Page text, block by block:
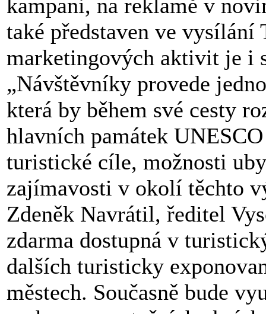
kampani, na reklamě v
také představen ve vysílání
marketingových aktivit je i
„Návštěvníky provede
která by během své cesty
hlavních památek
turistické cíle, možnosti
zajímavosti v okolí těchto
Zdeněk Navrátil, ředitel
zdarma dostupná v
dalších turisticky
městech. Současně bude